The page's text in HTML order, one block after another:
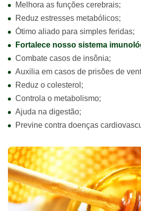
Melhora as funções cerebrais;
Reduz estresses metabólicos;
Ótimo aliado para simples feridas;
Fortalece nosso sistema
Combate casos de insônia;
Auxilia em casos de prisões de
Reduz o colesterol;
Controla o metabolismo;
Ajuda na digestão;
Previne contra doenças